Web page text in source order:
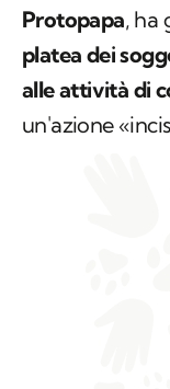
Protopapa, ha
platea dei
alle attività di
un'azione